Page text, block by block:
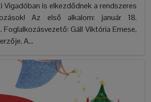
Vigadóban is elkezdődnek a rendszeres
Az első alkalom: január 18.
Foglalkozásvezető: Gáll Viktória Emese,
A...